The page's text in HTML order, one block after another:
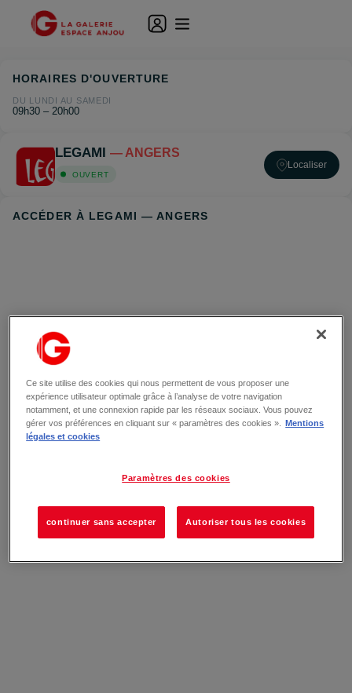
LEGAMI — ANGERS
OUVERT
Localiser
ACCÉDER À LEGAMI — ANGERS
HORAIRES D'OUVERTURE
DU LUNDI AU SAMEDI
09h30 – 20h00
Ce site utilise des cookies qui nous permettent de vous proposer une
expérience utilisateur optimale grâce à l’analyse de votre navigation
notamment, et une connexion rapide par les réseaux sociaux. Vous pouvez
gérer vos préférences en cliquant sur « paramètres des cookies ».
Mentions
légales et cookies
Paramètres des cookies
continuer sans accepter Autoriser tous les cookies